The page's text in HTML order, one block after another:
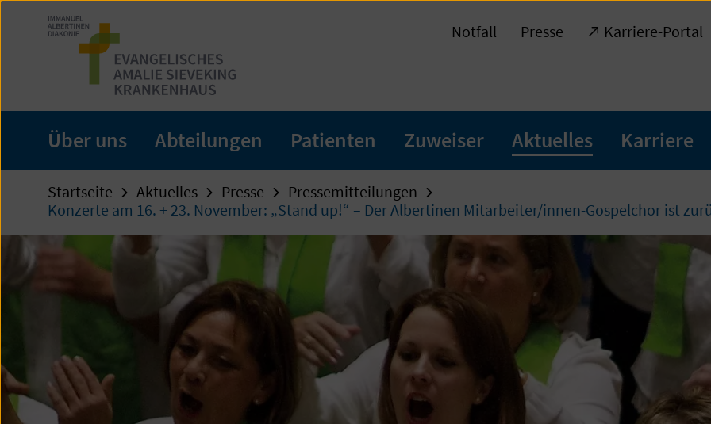
Zum
Seiteninhalt
Notfall Presse Karriere-Portal
Über uns Abteilungen Patienten Zuweiser Aktuelles Karriere
Startseite Aktuelles Presse
Pressemitteilungen
Konzerte am 16. + 23. November: „Stand up!“ – Der Albertinen Mitarbeiter/innen-Gospelchor ist